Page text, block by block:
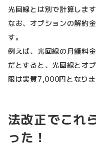
光回線とは別で計算します
なお、オプションの解約
す。
例えば、光回線の月額料
だとすると、光回線とオ
限は実質7,000円となりま
法改正でこれ
った！